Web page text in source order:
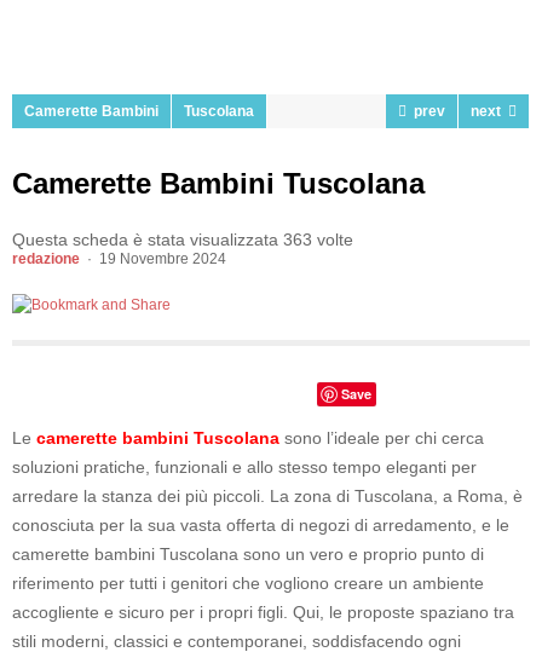
Camerette Bambini Tuscolana prev next
Camerette Bambini Tuscolana
Questa scheda è stata visualizzata 363 volte
redazione 19 Novembre 2024
Save
Le camerette bambini Tuscolana sono l’ideale per chi cerca
soluzioni pratiche, funzionali e allo stesso tempo eleganti per
arredare la stanza dei più piccoli. La zona di Tuscolana, a Roma, è
conosciuta per la sua vasta offerta di negozi di arredamento, e le
camerette bambini Tuscolana sono un vero e proprio punto di
riferimento per tutti i genitori che vogliono creare un ambiente
accogliente e sicuro per i propri figli. Qui, le proposte spaziano tra
stili moderni, classici e contemporanei, soddisfacendo ogni